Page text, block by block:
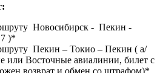
Новосибирск - Пекин -
)*
Пекин – Токио – Пекин ( а/
Восточные авиалинии, билет с
возврат и обмен со штрафом)*